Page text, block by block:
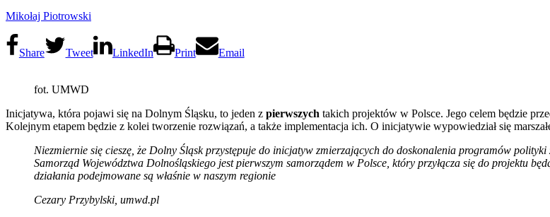
Mikołaj Piotrowski
Share Tweet LinkedIn Print Email
fot. UMWD
Inicjatywa, która pojawi się na Dolnym Śląsku, to jeden z pierwszych takich projektów w Polsce. Jego celem będzie
Kolejnym etapem będzie z kolei tworzenie rozwiązań, a także implementacja ich. O inicjatywie wypowiedział się
Niezmiernie się cieszę, że Dolny Śląsk przystępuje do inicjatyw zmierzających do doskonalenia programów
Samorząd Województwa Dolnośląskiego jest pierwszym samorządem w Polsce, który przyłącza się do projektu
działania podejmowane są właśnie w naszym regionie
Cezary Przybylski, umwd.pl